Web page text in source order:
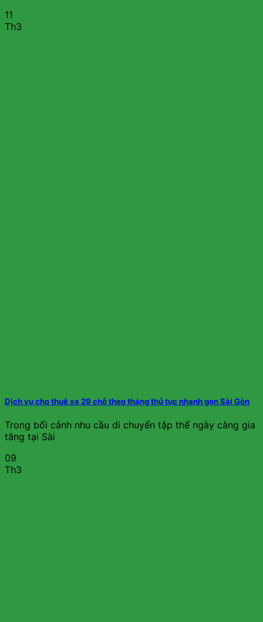
11
Th3
Dịch vụ cho thuê xe 29 chỗ theo tháng thủ tục nhanh gọn Sài Gòn
Trong bối cảnh nhu cầu di chuyển tập thể ngày càng gia
tăng tại Sài
09
Th3